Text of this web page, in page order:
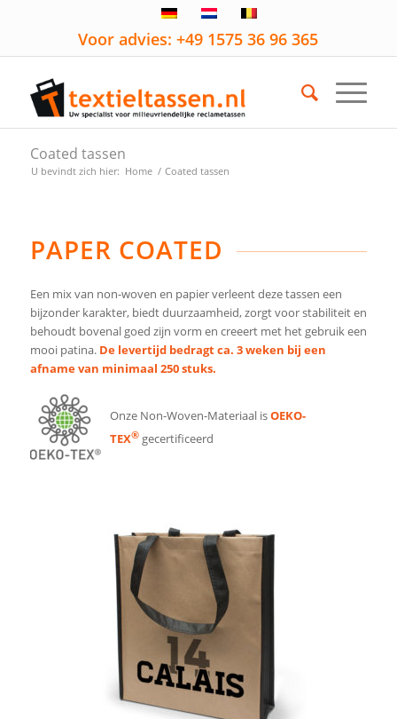
Voor advies: +49 1575 36 96 365
Coated tassen
U bevindt zich hier: Home / Coated tassen
PAPER COATED
Een mix van non-woven en papier verleent deze tassen een
bijzonder karakter, biedt duurzaamheid, zorgt voor stabiliteit en
behoudt bovenal goed zijn vorm en creeert met het gebruik een
mooi patina. De levertijd bedragt ca. 3 weken bij een
afname van minimaal 250 stuks.
Onze Non-Woven-Materiaal isOEKO-
TEX® gecertificeerd